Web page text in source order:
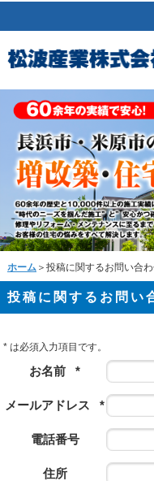
ホーム ＞投稿に関するお問い合
投稿に関するお問い
* は必須入力項目です。
お名前 *
メールアドレス *
電話番号
住所